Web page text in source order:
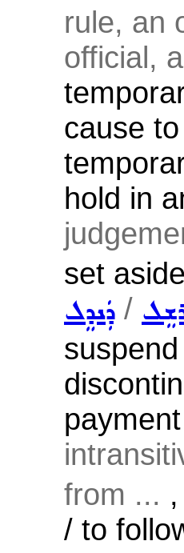
rule, an
official,
cause
hold in
set
ܕܲܢܕܸܠ /
from ...
/ to